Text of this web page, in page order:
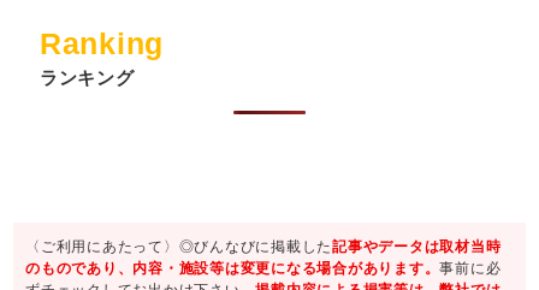
Ranking
ランキング
〈ご利用にあたって〉◎びんなびに掲載した記事やデータは取材当時
のものであり、内容・施設等は変更になる場合があります。事前に必